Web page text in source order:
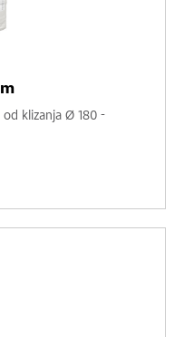
klizanja Ø 180 -